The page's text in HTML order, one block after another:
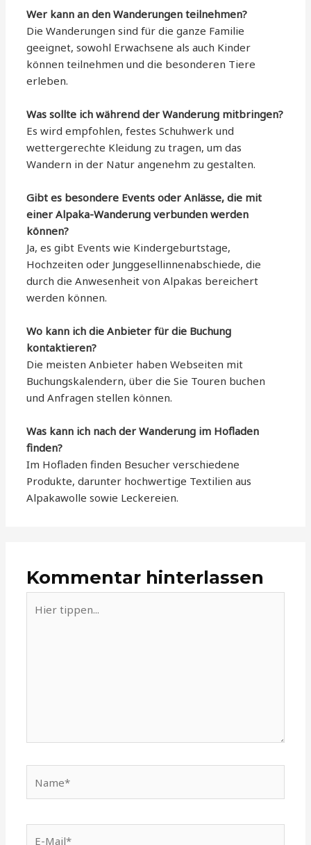
Wer kann an den Wanderungen teilnehmen?
Die Wanderungen sind für die ganze Familie
geeignet, sowohl Erwachsene als auch Kinder
können teilnehmen und die besonderen Tiere
erleben.
Was sollte ich während der Wanderung mitbringen?
Es wird empfohlen, festes Schuhwerk und
wettergerechte Kleidung zu tragen, um das
Wandern in der Natur angenehm zu gestalten.
Gibt es besondere Events oder Anlässe, die mit
einer Alpaka-Wanderung verbunden werden
können?
Ja, es gibt Events wie Kindergeburtstage,
Hochzeiten oder Junggesellinnenabschiede, die
durch die Anwesenheit von Alpakas bereichert
werden können.
Wo kann ich die Anbieter für die Buchung
kontaktieren?
Die meisten Anbieter haben Webseiten mit
Buchungskalendern, über die Sie Touren buchen
und Anfragen stellen können.
Was kann ich nach der Wanderung im Hofladen
finden?
Im Hofladen finden Besucher verschiedene
Produkte, darunter hochwertige Textilien aus
Alpakawolle sowie Leckereien.
Kommentar hinterlassen
tippen...